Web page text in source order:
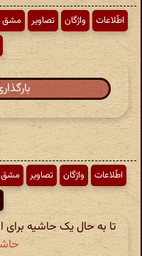
اطّلاعات واژگان تصاویر مشق
اطّلاعات واژگان تصاویر مشق
تا به حال یک حاشیه